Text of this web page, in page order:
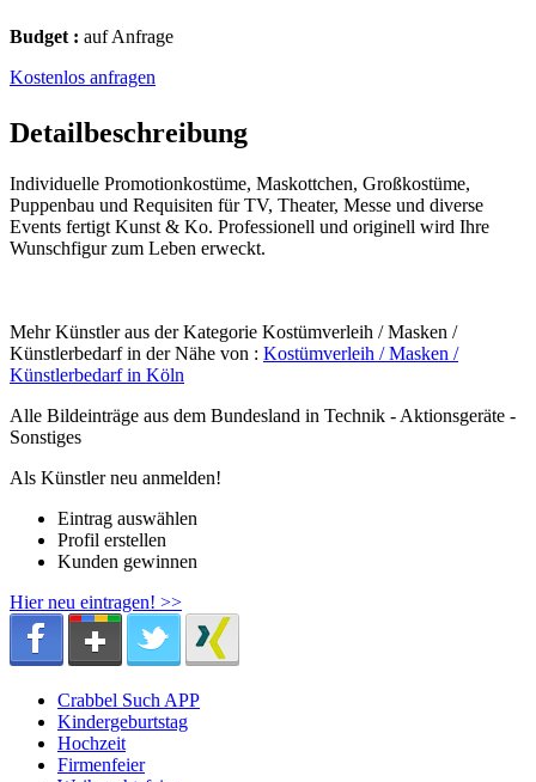
Budget : auf Anfrage
Kostenlos anfragen
Detailbeschreibung
Individuelle Promotionkostüme, Maskottchen, Großkostüme,
Puppenbau und Requisiten für TV, Theater, Messe und diverse
Events fertigt Kunst & Ko. Professionell und originell wird Ihre
Wunschfigur zum Leben erweckt.
Mehr Künstler aus der Kategorie Kostümverleih / Masken /
Künstlerbedarf in der Nähe von : Kostümverleih / Masken /
Künstlerbedarf in Köln
Alle Bildeinträge aus dem Bundesland in Technik - Aktionsgeräte -
Sonstiges
Als Künstler neu anmelden!
Eintrag auswählen
Profil erstellen
Kunden gewinnen
Hier neu eintragen! >>
Crabbel Such APP
Kindergeburtstag
Hochzeit
Firmenfeier